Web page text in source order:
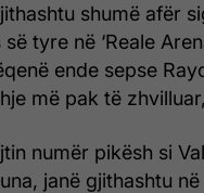
shumë afër
tyre në ‘Reale
ende sepse
më pak të
numër pikësh si
janë gjithashtu në